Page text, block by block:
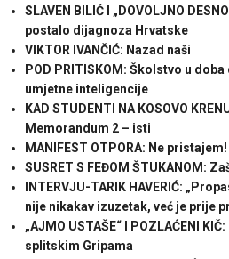
SLAVEN BILIĆ I „DOVOLJNO
postalo dijagnoza Hrvatske
VIKTOR IVANČIĆ: Nazad naši
POD PRITISKOM: Školstvo u
umjetne inteligencije
KAD STUDENTI NA KOSOVO
Memorandum 2 – isti
MANIFEST OTPORA: Ne pristajem!
SUSRET S FEĐOM ŠTUKANOM:
INTERVJU-TARIK HAVERIĆ:
nije nikakav izuzetak, već je prije
„AJMO USTAŠE“ I POZLAĆENI
splitskim Gripama